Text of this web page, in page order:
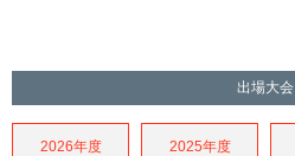
出場大会
2026年度 2025年度